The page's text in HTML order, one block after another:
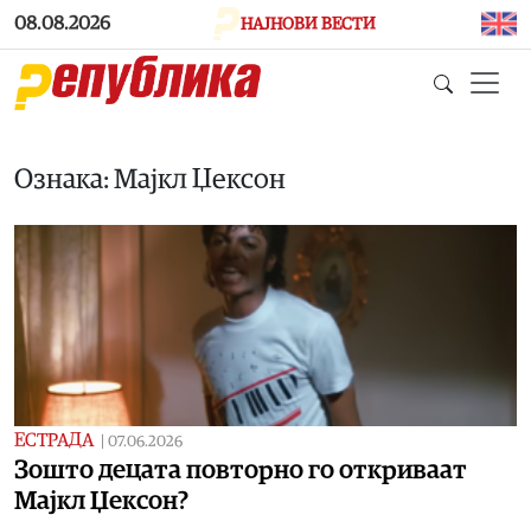
Skip to main content
08.08.2026 НАЈНОВИ ВЕСТИ
Ознака: Мајкл Џексон
ЕСТРАДА 07.06.2026
Зошто децата повторно го откриваат
Мајкл Џексон?